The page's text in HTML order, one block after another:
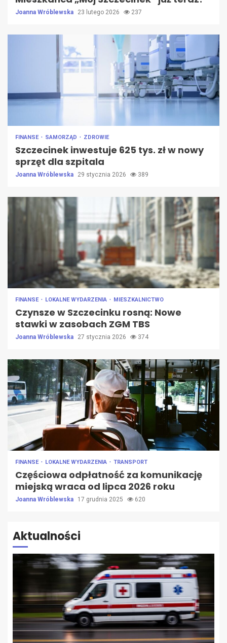
Joanna Wróblewska 23 lutego 2026 237
FINANSE SAMORZĄD ZDROWIE
Szczecinek inwestuje 625 tys. zł w nowy
sprzęt dla szpitala
Joanna Wróblewska 29 stycznia 2026 389
FINANSE LOKALNE WYDARZENIA MIESZKALNICTWO
Czynsze w Szczecinku rosną: Nowe
stawki w zasobach ZGM TBS
Joanna Wróblewska 27 stycznia 2026 374
FINANSE LOKALNE WYDARZENIA TRANSPORT
Częściowa odpłatność za komunikację
miejską wraca od lipca 2026 roku
Joanna Wróblewska 17 grudnia 2025 620
Aktualności